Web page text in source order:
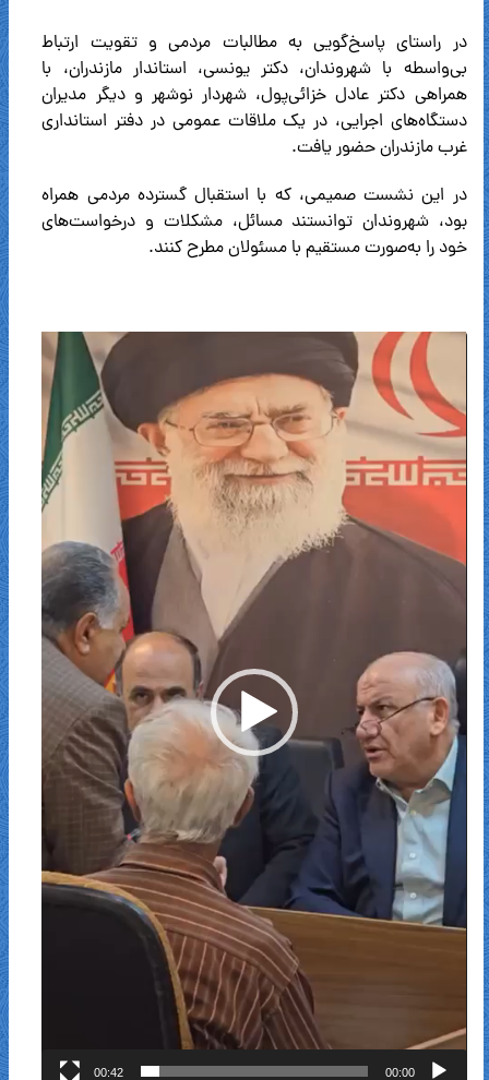
در راستای پاسخ‌گویی به مطالبات مردمی و تقویت ارتباط
بی‌واسطه با شهروندان، دکتر یونسی، استاندار مازندران، با
همراهی دکتر عادل خزائی‌پول، شهردار نوشهر و دیگر مدیران
دستگاه‌های اجرایی، در یک ملاقات عمومی در دفتر استانداری
غرب مازندران حضور یافت.
در این نشست صمیمی، که با استقبال گسترده مردمی همراه
بود، شهروندان توانستند مسائل، مشکلات و درخواست‌های
خود را به‌صورت مستقیم با مسئولان مطرح کنند.
نمایشگر
ویدیو
00:00
00:42